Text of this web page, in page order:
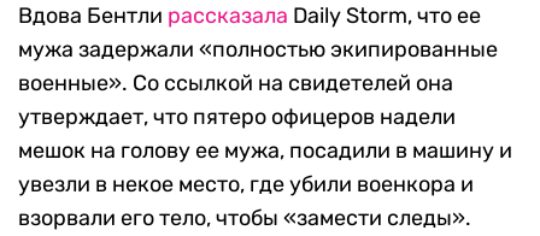
Вдова Бентли рассказала Daily Storm, что ее
мужа задержали «полностью экипированные
военные». Со ссылкой на свидетелей она
утверждает, что пятеро офицеров надели
мешок на голову ее мужа, посадили в машину и
увезли в некое место, где убили военкора и
взорвали его тело, чтобы «замести следы».